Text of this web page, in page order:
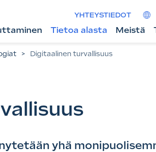
YHTEYSTIEDOT
Tietoa alasta Meistä
> Digitaalinen turvallisuus
yhä